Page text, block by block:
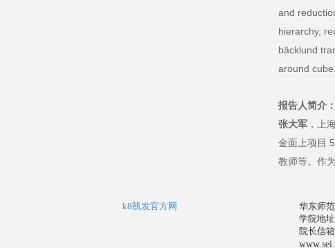
and
hierarchy,
bäcklund
around cube.
报告人简介：
张大军 ，上
金面上项目
教师等。作
k8凯发官方网
华东师
学院地
院长信箱